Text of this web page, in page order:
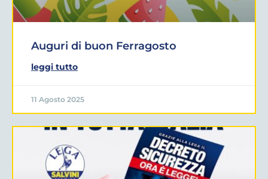
Auguri di buon Ferragosto
leggi tutto
11 Agosto 2025